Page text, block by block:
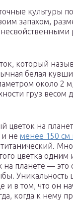
культуры
запахом,
который
белая
около 2
груз весом
цветок на
и не менее 150
титанический.
цветка одним
на планете —
Уникальность
и в том, что он
когда к нему